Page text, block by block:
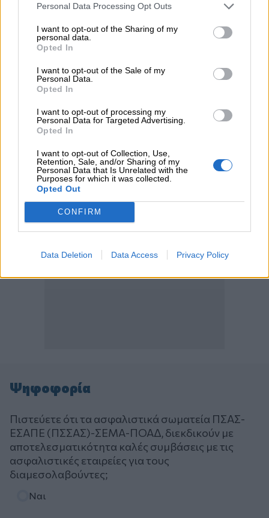
Personal Data Processing Opt Outs
I want to opt-out of the Sharing of my
personal data.
Opted In
I want to opt-out of the Sale of my
Personal Data.
Opted In
I want to opt-out of processing my
Personal Data for Targeted Advertising.
Opted In
I want to opt-out of Collection, Use,
Retention, Sale, and/or Sharing of my
Personal Data that Is Unrelated with the
Purposes for which it was collected.
Opted Out
CONFIRM
Data Deletion Data Access Privacy Policy
05.08.2026 - 12:33
παρονομαστή το κοινό συμφέρον
Αντώνης Βουκλαρής - «ΕΡΡΙΚΟΣ ΝΤΥΝΑΝ»
05.08.2026 - 11:30
Η νέα εποχή στην εκπαίδευση των ασφαλιστικών
διαμεσολαβητών
ΠΕΡΙΣΣΟΤΕΡΑ
Ψηφοφορία
Πιστεύετε ότι τα ασφαλιστικά σωματεία ΠΣΑΣ-
ΕΣΑΠΕ (ΠΣΣΑΣ)-ΣΕΜΑ-ΠΟΑΔ, διεκδικούν με
αποτελεσματικότητα καλές συμβάσεις με τις
ασφαλιστικές εταιρείες για τους
διαμεσολαβούντες;
Ναι